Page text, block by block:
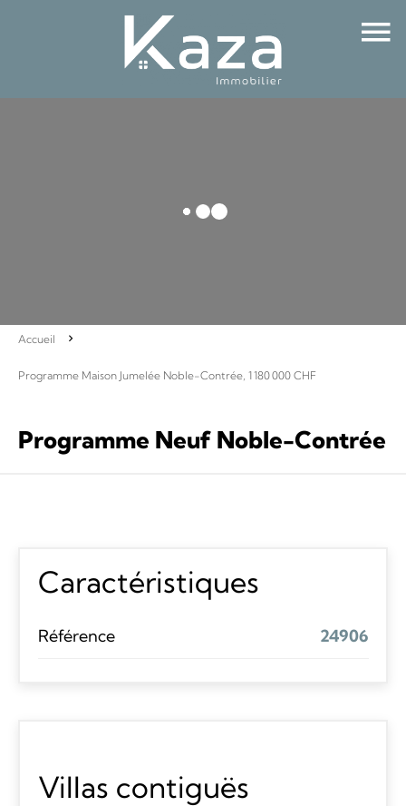
Accueil
Programme Maison Jumelée Noble-Contrée, 1 180 000 CHF
Programme Neuf Noble-Contrée
Caractéristiques
Référence 24906
Villas contiguës